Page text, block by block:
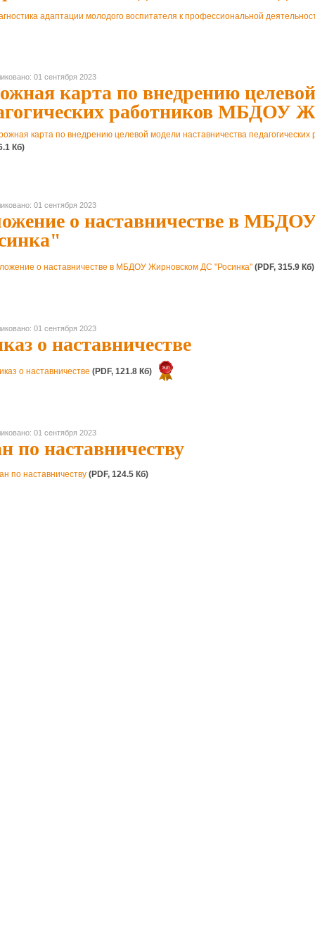
адаптации молодого воспитателя к профессиональной
01 сентября 2023
карта по внедрению
работников МБДОУ
карта по внедрению целевой модели наставничества
Кб)
01 сентября 2023
о наставничестве в
о наставничестве в МБДОУ Жирновском ДС "Росинка"(PDF, 315.9 Кб)
01 сентября 2023
о наставничестве
о наставничестве(PDF, 121.8 Кб)
01 сентября 2023
по наставничеству
по наставничеству(PDF, 124.5 Кб)